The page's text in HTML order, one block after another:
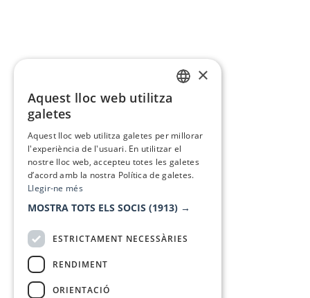
×
Aquest lloc web utilitza
galetes
Aquest lloc web utilitza galetes per millorar
l'experiència de l'usuari. En utilitzar el
nostre lloc web, accepteu totes les galetes
d’acord amb la nostra Política de galetes.
Llegir-ne més
MOSTRA TOTS ELS SOCIS (1913) →
ESTRICTAMENT NECESSÀRIES
RENDIMENT
ORIENTACIÓ